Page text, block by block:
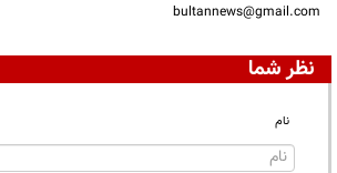
bultannews@gmail.com
نظر شما
نام